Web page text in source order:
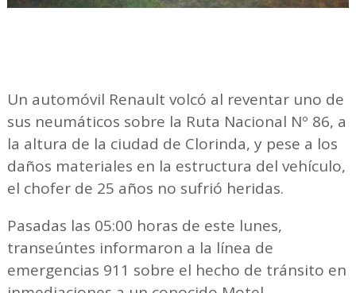
Un automóvil Renault volcó al reventar uno de
sus neumáticos sobre la Ruta Nacional Nº 86, a
la altura de la ciudad de Clorinda, y pese a los
daños materiales en la estructura del vehículo,
el chofer de 25 años no sufrió heridas.
Pasadas las 05:00 horas de este lunes,
transeúntes informaron a la línea de
emergencias 911 sobre el hecho de tránsito en